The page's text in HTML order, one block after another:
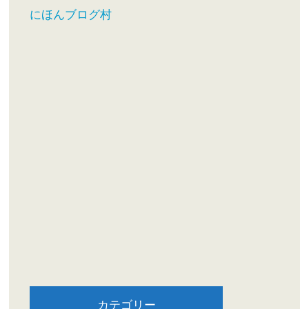
にほんブログ村
カテゴリー